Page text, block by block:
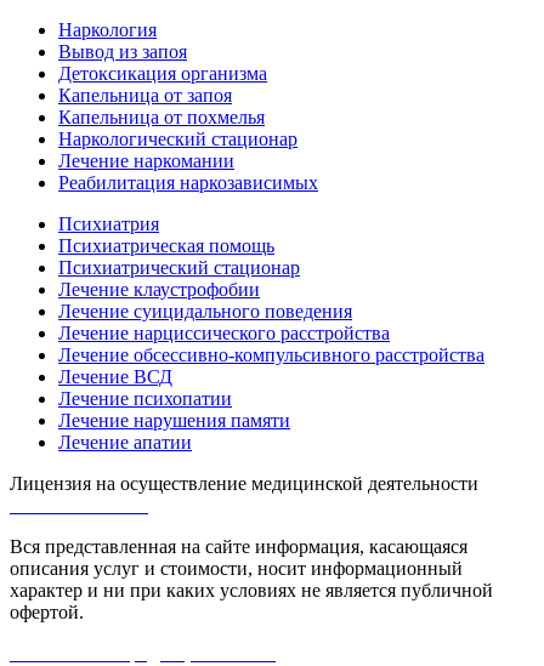
Наркология
Вывод из запоя
Детоксикация организма
Капельница от запоя
Капельница от похмелья
Наркологический стационар
Лечение наркомании
Реабилитация наркозависимых
Психиатрия
Психиатрическая помощь
Психиатрический стационар
Лечение клаустрофобии
Лечение суицидального поведения
Лечение нарциссического расстройства
Лечение обсессивно-компульсивного расстройства
Лечение ВСД
Лечение психопатии
Лечение нарушения памяти
Лечение апатии
Лицензия на осуществление медицинской деятельности
Вся представленная на сайте информация, касающаяся
описания услуг и стоимости, носит информационный
характер и ни при каких условиях не является публичной
офертой.